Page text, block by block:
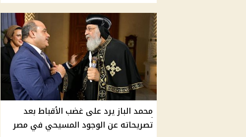
محمد الباز يرد على غضب الأقباط بعد
تصريحاته عن الوجود المسيحي في مصر